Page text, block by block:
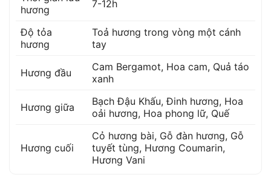
hương
7-12h
Độ tỏa
hương
Toả hương trong vòng một cánh
tay
Hương đầu Cam Bergamot, Hoa cam, Quả táo
xanh
Hương giữa Bạch Đậu Khấu,Đinh hương, Hoa
oải hương, Hoa phong lữ, Quế
Hương cuối
Cỏ hương bài, Gỗ đàn hương, Gỗ
tuyết tùng, Hương Coumarin,
Hương Vani